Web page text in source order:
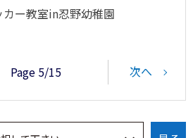
ー教室in忍野幼稚園
Page 5/15 次へ